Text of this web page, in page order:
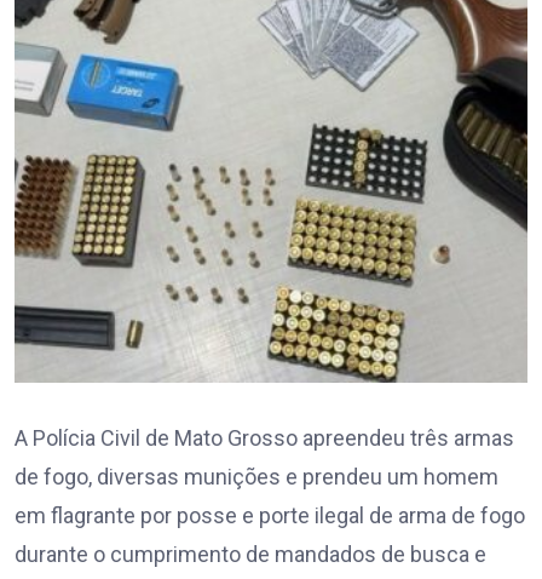
A Polícia Civil de Mato Grosso apreendeu três armas
de fogo, diversas munições e prendeu um homem
em flagrante por posse e porte ilegal de arma de fogo
durante o cumprimento de mandados de busca e